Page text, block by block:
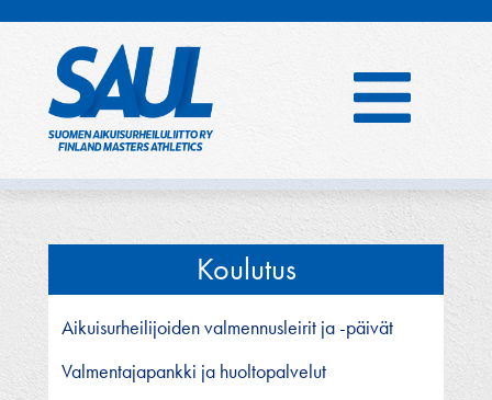
Koulutus
Aikuisurheilijoiden valmennusleirit ja -päivät
Valmentajapankki ja huoltopalvelut